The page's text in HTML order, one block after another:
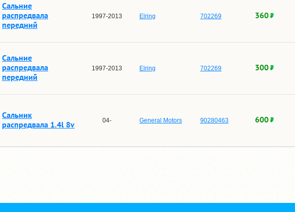
Сальние
распредвала
передний
1997-2013 Elring 702269 360
Сальние
распредвала
передний
1997-2013 Elring 702269 300
Сальник
распредвала 1.4l 8v
04- General Motors 90280463 600